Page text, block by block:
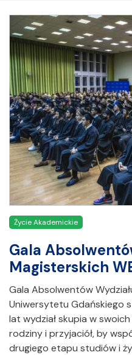
Życie Akademickie
Gala
Magisterskich
Gala Absolwentów
Uniwersytetu Gdańskiego
lat wydział skupia w
rodziny i przyjaciół, by
drugiego etapu studiów i